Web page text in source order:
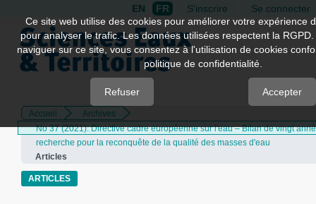
Quick
jump
page
Main
Navigation
Main
Content
Sidebar
EN FR S'inscrire Se connecter
Accueil
Archives
No 37 (2021): Directive cadre européenne sur l'eau – Bilan de vingt
recherche pour la reconquête de la qualité des masses d'eau
Articles
ARTICLES
Ce site web utilise des cookies pour améliorer votre expérience
pour analyser le trafic. Les données utilisées respectent la
naviguer sur ce site, vous consentez à l'utilisation de cookies
politique de confidentialité.
Refuser Accepter